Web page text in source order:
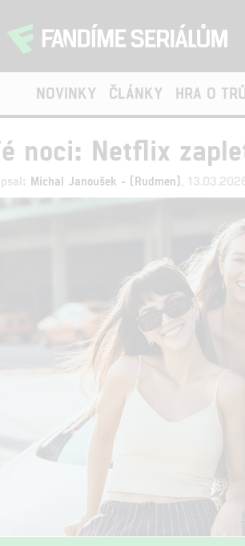
NOVINKY ČLÁNKY HRA O
noci: Netflix
Michal Janoušek - (Rudmen) ,